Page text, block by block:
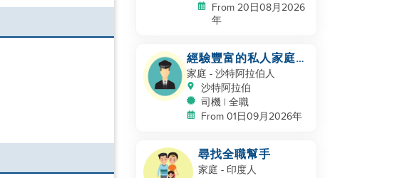
From 20日08月2026
年
經驗豐富的私人家庭司
機 - 沙特/海灣合作委
員會經驗
家庭 - 沙特阿拉伯人
沙特阿拉伯
司機 | 全職
From 01日09月2026年
尋找全職幫手
家庭 - 印度人